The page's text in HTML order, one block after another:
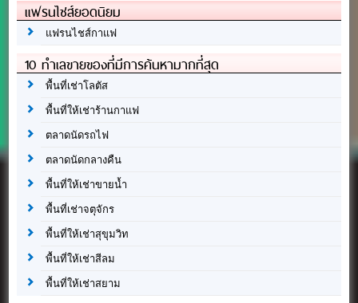
แฟรนไชส์ยอดนิยม
แฟรนไชส์กาแฟ
10 ทำเลขายของที่มีการค้นหามากที่สุด
พื้นที่เช่าโลตัส
พื้นที่ให้เช่าร้านกาแฟ
ตลาดนัดรถไฟ
ตลาดนัดกลางคืน
พื้นที่ให้เช่าขายน้ำ
พื้นที่เช่าจตุจักร
พื้นที่ให้เช่าสุขุมวิท
พื้นที่ให้เช่าสีลม
พื้นที่ให้เช่าสยาม